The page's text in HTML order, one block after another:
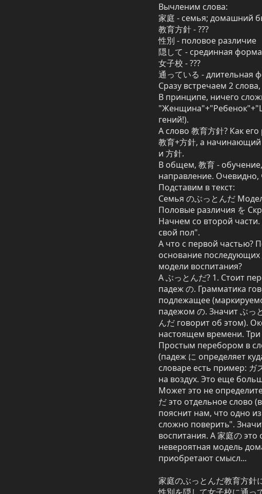
Вычленим слова:
家庭 - семья; домашний
教育方針 - ???
性別 - половое различие
隠して - срединная
女子校 - ???
通っている - длительная
Сразу встречаем 2
В принципе, ничего
гений!).
А слово 教育方針? Как
教育+方針, а начинающий
и 方針.
В общем, 教育 -
направление. Очевидно,
Подставим в текст:
Семья のぶっとんだ
Половые различия を
Начнем со второй
свой пол".
А что с первой частью?
основание последующих
модели воспитания?
А ぶっとんだ? 1. Стоит
падеж の. Грамматика
подлежащее
падежом の. Значит ぶっ
んだ говорит об этом).
настоящем времени. Три
Простым перебором в
(падеж に определяет
словаре есть пример: ガ
на воздух. Это еще
Может это не
だ это отдельное слово
пояснит нам, что одно
сложно поверить".
воспитания. А 家庭の
невероятная модель
приобретают смысл...
家庭のぶっとんだ教育方針
性別を隠して女子校に通っ